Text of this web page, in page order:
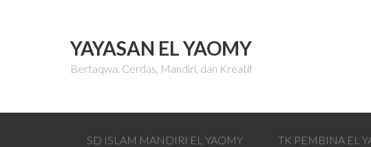
YAYASAN EL YAOMY
Bertaqwa, Cerdas, Mandiri, dan Kreatif
SD ISLAM MANDIRI EL YAOMY TK PEMBINA EL